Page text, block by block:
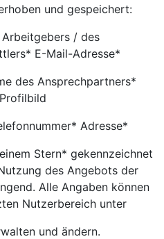
und gespeichert:
Arbeitgebers / des
E-Mail-Adresse*
des Ansprechpartners*
Profilbild
Adresse*
Stern* gekennzeichnet
des Angebots der
Alle Angaben können
Nutzerbereich unter
und ändern.